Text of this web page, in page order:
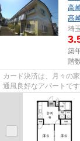
高
高
埼
築
階
カード決済は、月々の
通風良好なアパートで
す♪「エルディム・福島B